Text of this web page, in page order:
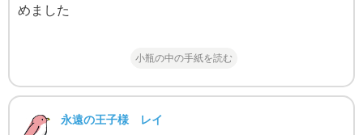
めました
小瓶の中の手紙を読む
永遠の王子様 レイ